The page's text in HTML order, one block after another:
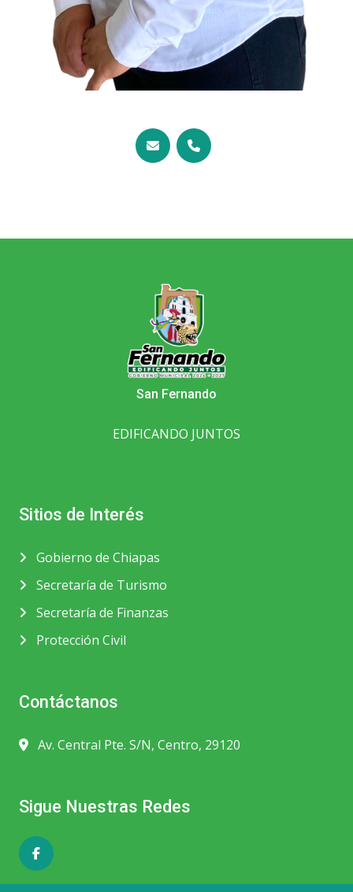
San Fernando
EDIFICANDO JUNTOS
Sitios de Interés
Gobierno de Chiapas
Secretaría de Turismo
Secretaría de Finanzas
Protección Civil
Contáctanos
Av. Central Pte. S/N, Centro, 29120
Sigue Nuestras Redes